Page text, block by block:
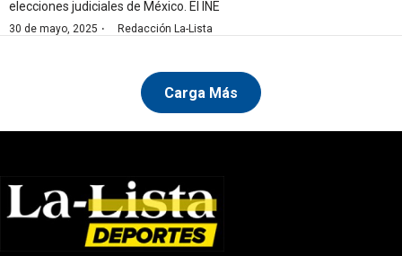
elecciones judiciales de México. El INE
30 de mayo, 2025 · Redacción La-Lista
Carga Más